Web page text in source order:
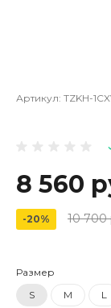
Артикул: TZKH-
8 560
-20% 10 700
Размер
S
M L